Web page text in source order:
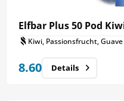
Elfbar Plus 50 Pod
Kiwi, Passionsfrucht, Guave
8.60 Details